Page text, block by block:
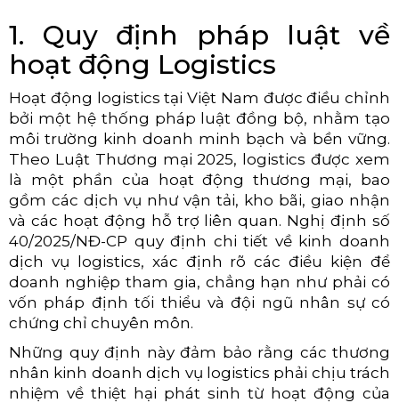
1. Quy định pháp luật về
hoạt động Logistics
Hoạt động logistics tại Việt Nam được điều chỉnh
bởi một hệ thống pháp luật đồng bộ, nhằm tạo
môi trường kinh doanh minh bạch và bền vững.
Theo Luật Thương mại 2025, logistics được xem
là một phần của hoạt động thương mại, bao
gồm các dịch vụ như vận tải, kho bãi, giao nhận
và các hoạt động hỗ trợ liên quan. Nghị định số
40/2025/NĐ-CP quy định chi tiết về kinh doanh
dịch vụ logistics, xác định rõ các điều kiện để
doanh nghiệp tham gia, chẳng hạn như phải có
vốn pháp định tối thiểu và đội ngũ nhân sự có
chứng chỉ chuyên môn.
Những quy định này đảm bảo rằng các thương
nhân kinh doanh dịch vụ logistics phải chịu trách
nhiệm về thiệt hại phát sinh từ hoạt động của